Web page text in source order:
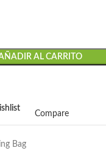
AL CARRITO
Compare
Bag